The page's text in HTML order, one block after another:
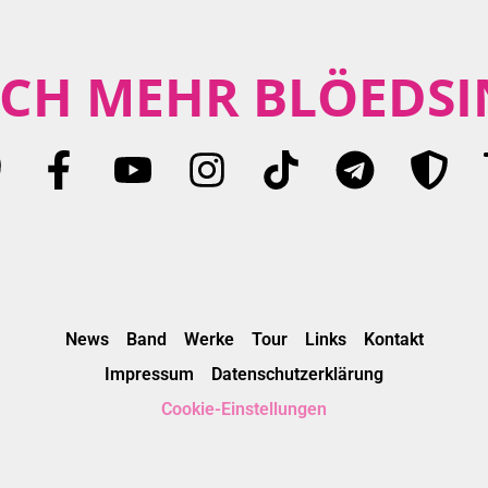
MEHR
News Band Werke Tour Links
Kontakt
Impressum
Datenschutzerklärung
Cookie-Einstellungen